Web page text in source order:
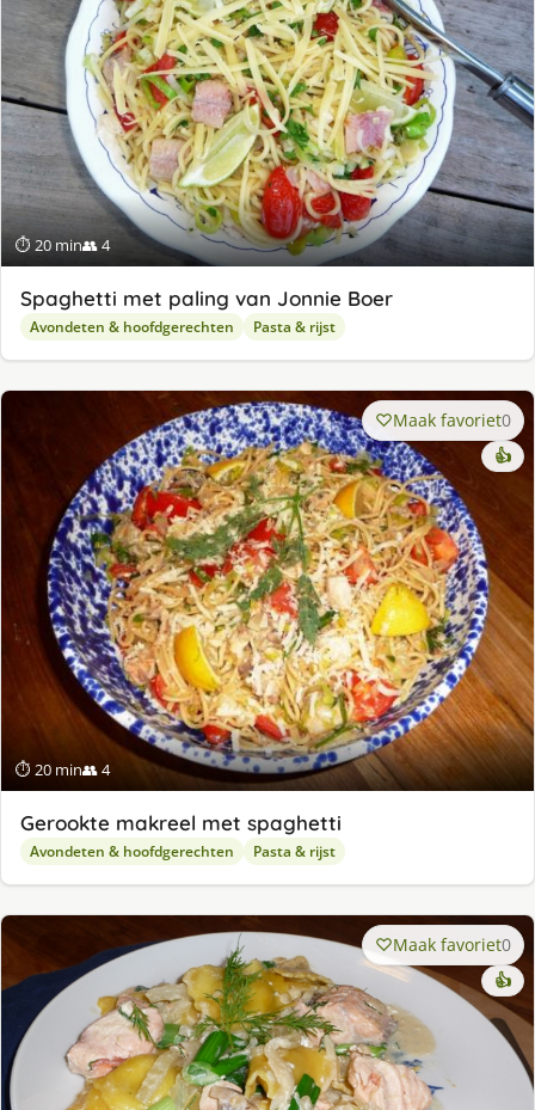
⏱ 20 min👥 4
Spaghetti met paling van Jonnie Boer
Avondeten & hoofdgerechten Pasta & rijst
⏱ 20 min👥 4
Maak favoriet0
👍
Gerookte makreel met spaghetti
Avondeten & hoofdgerechten Pasta & rijst
Maak favoriet0
👍